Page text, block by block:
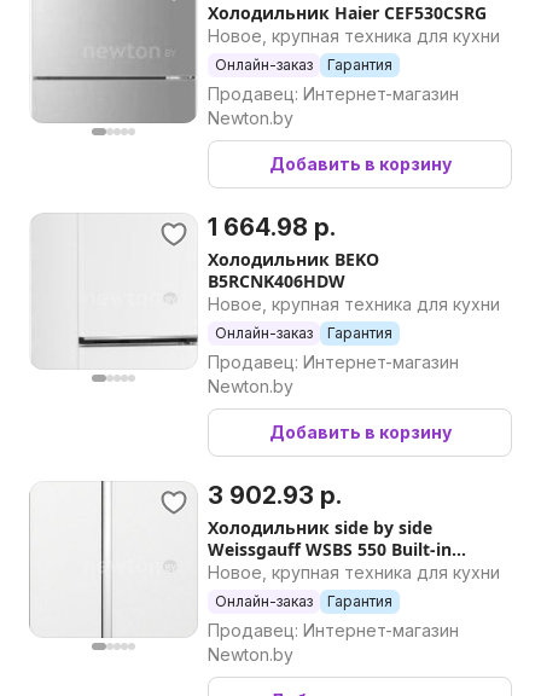
Холодильник Haier CEF530CSRG
Новое, крупная техника для кухни
Онлайн-заказ Гарантия
Продавец: Интернет-магазин
Newton.by
Добавить в корзину
1 664.98 р.
Холодильник BEKO
B5RCNK406HDW
Новое, крупная техника для кухни
Онлайн-заказ Гарантия
Продавец: Интернет-магазин
Newton.by
Добавить в корзину
3 902.93 р.
Холодильник side by side
Weissgauff WSBS 550 Built-in
NoFrost Inverter White Glass
Новое, крупная техника для кухни
Онлайн-заказ Гарантия
Продавец: Интернет-магазин
Newton.by